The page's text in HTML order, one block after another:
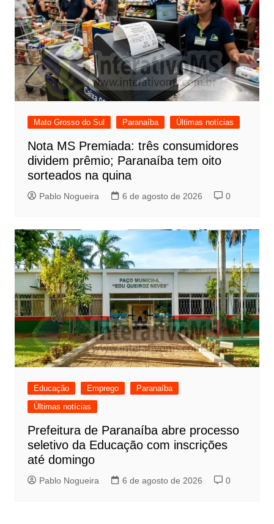
Mato Grosso do Sul Paranaíba Últimas notícias
Nota MS Premiada: três consumidores
dividem prêmio; Paranaíba tem oito
sorteados na quina
Pablo Nogueira 6 de agosto de 2026 0
Educação Emprego
Paranaíba
Últimas notícias
Prefeitura de Paranaíba abre processo
seletivo da Educação com inscrições
até domingo
Pablo Nogueira 6 de agosto de 2026 0